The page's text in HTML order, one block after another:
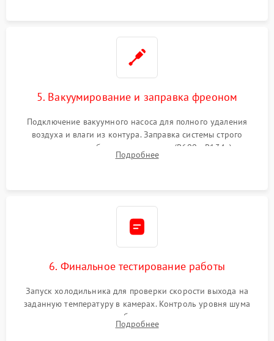
5. Вакуумирование и заправка фреоном
Подключение вакуумного насоса для полного удаления
воздуха и влаги из контура. Заправка системы строго
дозированным объемом хладагента (R600a, R134a) по
электронным весам. Контроль рабочего давления в системе.
Подробнее
6. Финальное тестирование работы
Запуск холодильника для проверки скорости выхода на
заданную температуру в камерах. Контроль уровня шума
компрессора, отсутствия обмерзания стенок и корректного
срабатывания системы автоматической оттайки.
Подробнее